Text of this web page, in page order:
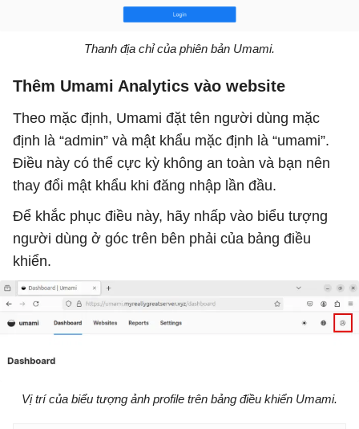
Thanh địa chỉ của phiên bản Umami.
Thêm Umami Analytics vào website
Theo mặc định, Umami đặt tên người dùng mặc
định là “admin” và mật khẩu mặc định là “umami”.
Điều này có thể cực kỳ không an toàn và bạn nên
thay đổi mật khẩu khi đăng nhập lần đầu.
Để khắc phục điều này, hãy nhấp vào biểu tượng
người dùng ở góc trên bên phải của bảng điều
khiển.
Vị trí của biểu tượng ảnh profile trên bảng điều khiển Umami.